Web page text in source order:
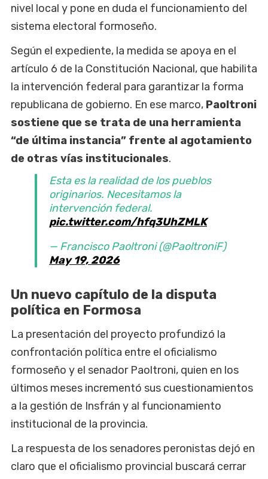
nivel local y pone en duda el funcionamiento del
sistema electoral formoseño.
Según el expediente, la medida se apoya en el
artículo 6 de la Constitución Nacional, que habilita
la intervención federal para garantizar la forma
republicana de gobierno. En ese marco, Paoltroni
sostiene que se trata de una herramienta
“de última instancia” frente al agotamiento
de otras vías institucionales.
Esta es la realidad de los pueblos
originarios. Necesitamos la
intervención federal.
pic.twitter.com/hfq3UhZMLK
— Francisco Paoltroni (@PaoltroniF)
May 19, 2026
Un nuevo capítulo de la disputa
política en Formosa
La presentación del proyecto profundizó la
confrontación política entre el oficialismo
formoseño y el senador Paoltroni, quien en los
últimos meses incrementó sus cuestionamientos
a la gestión de Insfrán y al funcionamiento
institucional de la provincia.
La respuesta de los senadores peronistas dejó en
claro que el oficialismo provincial buscará cerrar